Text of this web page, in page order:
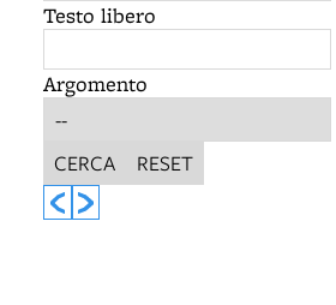
Testo libero
Argomento
CERCA RESET